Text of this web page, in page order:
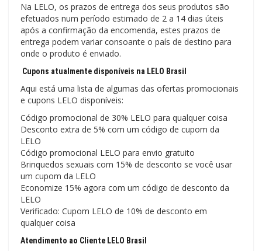
Na LELO, os prazos de entrega dos seus produtos são
efetuados num período estimado de 2 a 14 dias úteis
após a confirmação da encomenda, estes prazos de
entrega podem variar consoante o país de destino para
onde o produto é enviado.
Cupons atualmente disponíveis na LELO Brasil
Aqui está uma lista de algumas das ofertas promocionais
e cupons LELO disponíveis:
Código promocional de 30% LELO para qualquer coisa
Desconto extra de 5% com um código de cupom da
LELO
Código promocional LELO para envio gratuito
Brinquedos sexuais com 15% de desconto se você usar
um cupom da LELO
Economize 15% agora com um código de desconto da
LELO
Verificado: Cupom LELO de 10% de desconto em
qualquer coisa
Atendimento ao Cliente LELO Brasil